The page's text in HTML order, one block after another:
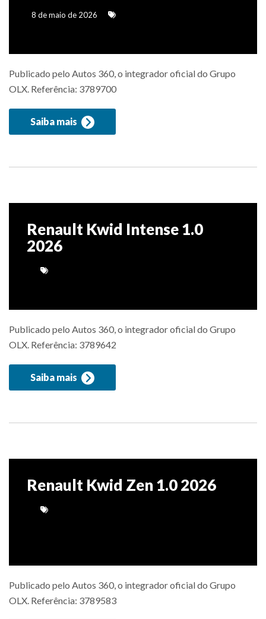
8 de maio de 2026
Publicado pelo Autos 360, o integrador oficial do Grupo
OLX. Referência: 3789700
Saiba mais
Renault Kwid Intense 1.0
2026
Publicado pelo Autos 360, o integrador oficial do Grupo
OLX. Referência: 3789642
Saiba mais
Renault Kwid Zen 1.0 2026
Publicado pelo Autos 360, o integrador oficial do Grupo
OLX. Referência: 3789583